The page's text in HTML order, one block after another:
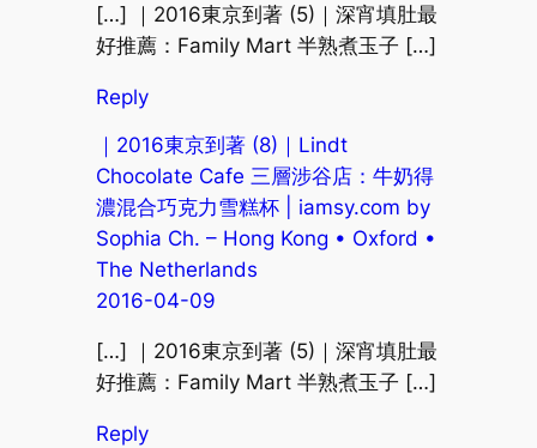
[…] ｜2016東京到著 (5)｜深宵填肚最
好推薦：Family Mart 半熟煮玉子 […]
Reply
｜2016東京到著 (8)｜Lindt
Chocolate Cafe 三層涉谷店：牛奶得
濃混合巧克力雪糕杯 | iamsy.com by
Sophia Ch. – Hong Kong • Oxford •
The Netherlands
2016-04-09
[…] ｜2016東京到著 (5)｜深宵填肚最
好推薦：Family Mart 半熟煮玉子 […]
Reply